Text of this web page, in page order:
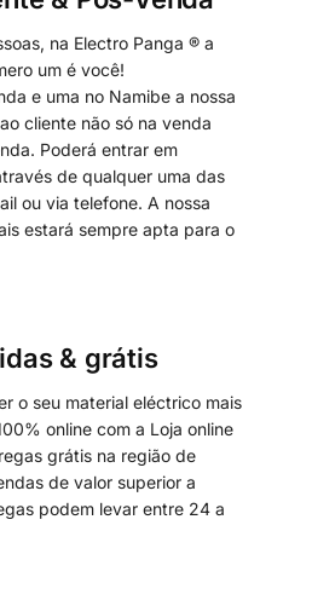
na Electro Panga ® a
um é você!
e uma no Namibe a nossa
cliente não só na venda
Poderá entrar em
de qualquer uma das
ou via telefone. A nossa
estará sempre apta para o
& grátis
o seu material eléctrico mais
online com a Loja online
grátis na região de
de valor superior a
podem levar entre 24 a